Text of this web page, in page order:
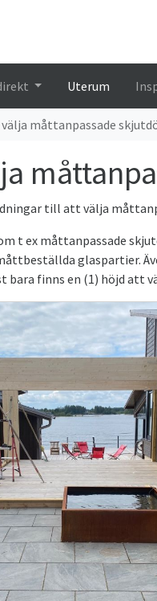
Uterum
måttanpassade
till att välja
t ex måttanpassade
glaspartier.
bara finns en (1) höjd att